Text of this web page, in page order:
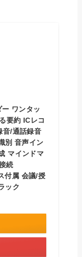
ワンタッ
要約 ICレコ
音/通話録音
別 音声イン
マインドマ
続
付属 会議/授
ック